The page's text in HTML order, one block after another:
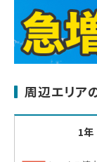
周辺エリア
1年